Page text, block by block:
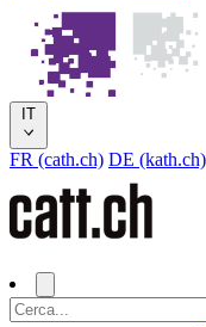
IT
FR (cath.ch) DE (kath.ch)